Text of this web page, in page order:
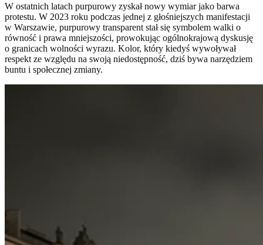
W ostatnich latach purpurowy zyskał nowy wymiar jako barwa
protestu. W 2023 roku podczas jednej z głośniejszych manifestacji
w Warszawie, purpurowy transparent stał się symbolem walki o
równość i prawa mniejszości, prowokując ogólnokrajową dyskusję
o granicach wolności wyrazu. Kolor, który kiedyś wywoływał
respekt ze względu na swoją niedostępność, dziś bywa narzędziem
buntu i społecznej zmiany.